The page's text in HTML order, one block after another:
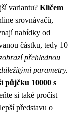
variantu? Klíčem
srovnávačů,
nabídky od
částku, tedy 10
přehlednou
parametry.
půjčku 10000 s
si také pročíst
představu o